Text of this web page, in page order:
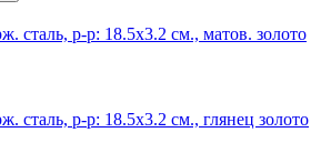
сталь, р-р: 18.5х3.2 см., матов. золото
сталь, р-р: 18.5х3.2 см., глянец золото